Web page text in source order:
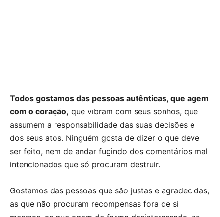
Todos gostamos das pessoas autênticas, que agem
com o coração, que vibram com seus sonhos, que
assumem a responsabilidade das suas decisões e
dos seus atos. Ninguém gosta de dizer o que deve
ser feito, nem de andar fugindo dos comentários mal
intencionados que só procuram destruir.
Gostamos das pessoas que são justas e agradecidas,
as que não procuram recompensas fora de si